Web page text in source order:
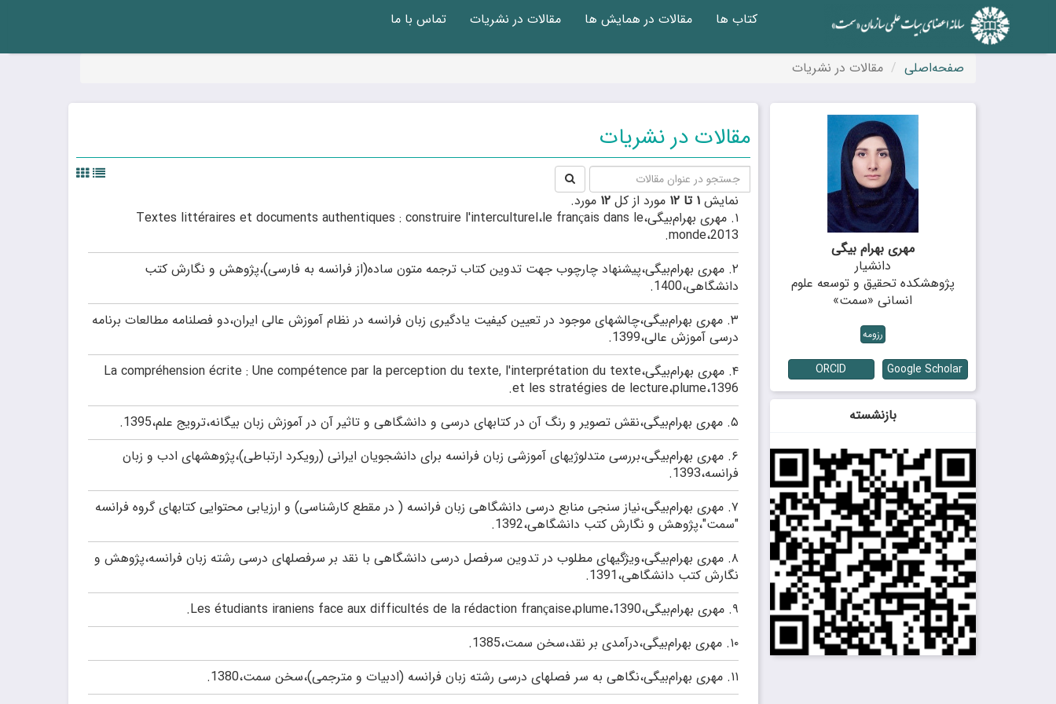
کتاب ها مقالات در همایش ها مقالات در نشریات تماس با ما
صفحه‌اصلی مقالات در نشریات
مهری بهرام بیگی
دانشیار
پژوهشکده تحقیق و توسعه علوم
انسانی «سمت»
رزومه
Google Scholar
ORCID
بازنشسته
مقالات در نشریات
نمایش۱ تا ۱۲ مورد از کل۱۲ مورد.
۱.
مهری بهرام‌بیگی،Textes littéraires et documents authentiques : construire l'interculturel،le français dans le
monde،2013.
۲. مهری بهرام‌بیگی،پیشنهاد چارچوب جهت تدوین کتاب ترجمه متون ساده(از فرانسه به فارسی)،پژوهش و نگارش کتب
دانشگاهی،1400.
۳. مهری بهرام‌بیگی،چالشهای موجود در تعیین کیفیت یادگیری زبان فرانسه در نظام آموزش عالی ایران،دو فصلنامه مطالعات برنامه
درسی آموزش عالی،1399.
۴.
مهری بهرام‌بیگی،La compréhension écrite : Une compétence par la perception du texte, l'interprétation du texte
et les stratégies de lecture،plume،1396.
۵. مهری بهرام‌بیگی،نقش تصویر و رنگ آن در کتابهای درسی و دانشگاهی و تاثیر آن در آموزش زبان بیگانه،ترویج علم،1395.
۶. مهری بهرام‌بیگی،بررسی متدلوژیهای آموزشی زبان فرانسه برای دانشجویان ایرانی (رویکرد ارتباطی)،پژوهشهای ادب و زبان
فرانسه،1393.
۷. مهری بهرام‌بیگی،نیاز سنجی منابع درسی دانشگاهی زبان فرانسه ( در مقطع کارشناسی) و ارزیابی محتوایی کتابهای گروه فرانسه
"سمت"،پژوهش و نگارش کتب دانشگاهی،1392.
۸. مهری بهرام‌بیگی،ویژگیهای مطلوب در تدوین سرفصل درسی دانشگاهی با نقد بر سرفصلهای درسی رشته زبان فرانسه،پژوهش و
نگارش کتب دانشگاهی،1391.
۹. مهری بهرام‌بیگی،Les étudiants iraniens face aux difficultés de la rédaction française،plume،1390.
۱۰. مهری بهرام‌بیگی،درآمدی بر نقد،سخن سمت،1385.
۱۱. مهری بهرام‌بیگی،نگاهی به سر فصلهای درسی رشته زبان فرانسه (ادبیات و مترجمی)،سخن سمت،1380.